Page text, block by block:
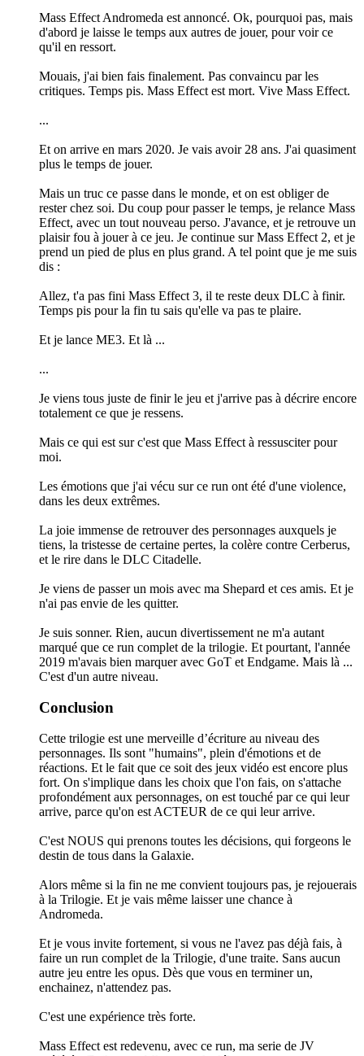
Mass Effect Andromeda est annoncé. Ok, pourquoi pas, mais
d'abord je laisse le temps aux autres de jouer, pour voir ce
qu'il en ressort.
Mouais, j'ai bien fais finalement. Pas convaincu par les
critiques. Temps pis. Mass Effect est mort. Vive Mass Effect.
...
Et on arrive en mars 2020. Je vais avoir 28 ans. J'ai quasiment
plus le temps de jouer.
Mais un truc ce passe dans le monde, et on est obliger de
rester chez soi. Du coup pour passer le temps, je relance Mass
Effect, avec un tout nouveau perso. J'avance, et je retrouve un
plaisir fou à jouer à ce jeu. Je continue sur Mass Effect 2, et je
prend un pied de plus en plus grand. A tel point que je me suis
dis :
Allez, t'a pas fini Mass Effect 3, il te reste deux DLC à finir.
Temps pis pour la fin tu sais qu'elle va pas te plaire.
Et je lance ME3. Et là ...
...
Je viens tous juste de finir le jeu et j'arrive pas à décrire encore
totalement ce que je ressens.
Mais ce qui est sur c'est que Mass Effect à ressusciter pour
moi.
Les émotions que j'ai vécu sur ce run ont été d'une violence,
dans les deux extrêmes.
La joie immense de retrouver des personnages auxquels je
tiens, la tristesse de certaine pertes, la colère contre Cerberus,
et le rire dans le DLC Citadelle.
Je viens de passer un mois avec ma Shepard et ces amis. Et je
n'ai pas envie de les quitter.
Je suis sonner. Rien, aucun divertissement ne m'a autant
marqué que ce run complet de la trilogie. Et pourtant, l'année
2019 m'avais bien marquer avec GoT et Endgame. Mais là ...
C'est d'un autre niveau.
Conclusion
Cette trilogie est une merveille d’écriture au niveau des
personnages. Ils sont "humains", plein d'émotions et de
réactions. Et le fait que ce soit des jeux vidéo est encore plus
fort. On s'implique dans les choix que l'on fais, on s'attache
profondément aux personnages, on est touché par ce qui leur
arrive, parce qu'on est ACTEUR de ce qui leur arrive.
C'est NOUS qui prenons toutes les décisions, qui forgeons le
destin de tous dans la Galaxie.
Alors même si la fin ne me convient toujours pas, je rejouerais
à la Trilogie. Et je vais même laisser une chance à
Andromeda.
Et je vous invite fortement, si vous ne l'avez pas déjà fais, à
faire un run complet de la Trilogie, d'une traite. Sans aucun
autre jeu entre les opus. Dès que vous en terminer un,
enchainez, n'attendez pas.
C'est une expérience très forte.
Mass Effect est redevenu, avec ce run, ma serie de JV